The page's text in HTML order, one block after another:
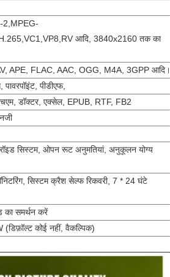
2,MPEG-
आदि, 3840x2160 तक का
APE, FLAC, AAC, OGG, M4A, 3GPP आदि।
पीडीएफ,
डॉक्टर, एक्सेल, EPUB, RTF, FB2
सिस्टम, ओपन रूट अनुमतियां, अनुकूलन योग्य
सिस्टम क्रैश सेल्फ रिकवरी, 7 * 24 घंटे
का समर्थन करें
(डिफ़ॉल्ट कोई नहीं, वैकल्पिक)